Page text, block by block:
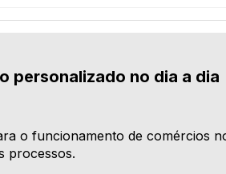
personalizado no dia a dia
o funcionamento de comércios
processos.